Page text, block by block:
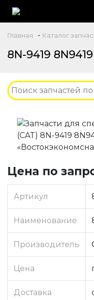
Главная - Каталог
8N-9419 8N9419
Цена по
Артикул
Наименование
Производитель
Цена
Доставка